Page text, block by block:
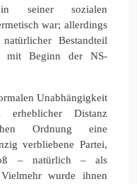
seiner sozialen
war; allerdings
Bestandteil
mit Beginn der NS-
Unabhängigkeit
Distanz
Ordnung eine
verbliebene Partei,
– natürlich – als
wurde ihnen